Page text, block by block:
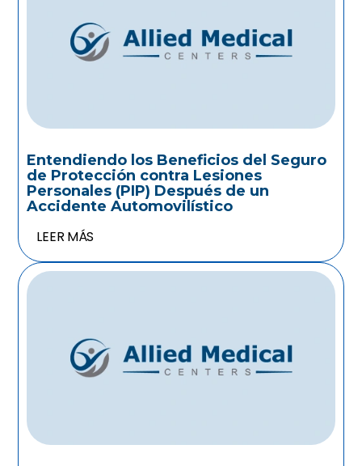
Entendiendo los Beneficios del Seguro
de Protección contra Lesiones
Personales (PIP) Después de un
Accidente Automovilístico
LEER MÁS